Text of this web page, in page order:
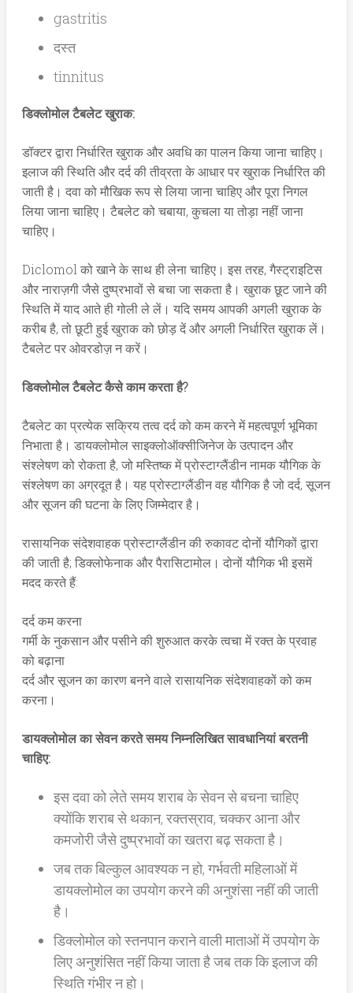
gastritis
दस्त
tinnitus
डिक्लोमोल टैबलेट खुराक:
डॉक्टर द्वारा निर्धारित खुराक और अवधि का पालन किया जाना चाहिए।
इलाज की स्थिति और दर्द की तीव्रता के आधार पर खुराक निर्धारित की
जाती है। दवा को मौखिक रूप से लिया जाना चाहिए और पूरा निगल
लिया जाना चाहिए। टैबलेट को चबाया, कुचला या तोड़ा नहीं जाना
चाहिए।
Diclomol को खाने के साथ ही लेना चाहिए। इस तरह, गैस्ट्राइटिस
और नाराज़गी जैसे दुष्प्रभावों से बचा जा सकता है। खुराक छूट जाने की
स्थिति में याद आते ही गोली ले लें। यदि समय आपकी अगली खुराक के
करीब है, तो छूटी हुई खुराक को छोड़ दें और अगली निर्धारित खुराक लें।
टैबलेट पर ओवरडोज़ न करें।
डिक्लोमोल टैबलेट कैसे काम करता है?
टैबलेट का प्रत्येक सक्रिय तत्व दर्द को कम करने में महत्वपूर्ण भूमिका
निभाता है। डायक्लोमोल साइक्लोऑक्सीजिनेज के उत्पादन और
संश्लेषण को रोकता है, जो मस्तिष्क में प्रोस्टाग्लैंडीन नामक यौगिक के
संश्लेषण का अग्रदूत है। यह प्रोस्टाग्लैंडीन वह यौगिक है जो दर्द, सूजन
और सूजन की घटना के लिए जिम्मेदार है।
रासायनिक संदेशवाहक प्रोस्टाग्लैंडीन की रुकावट दोनों यौगिकों द्वारा
की जाती है; डिक्लोफेनाक और पैरासिटामोल। दोनों यौगिक भी इसमें
मदद करते हैं:
दर्द कम करना
गर्मी के नुकसान और पसीने की शुरुआत करके त्वचा में रक्त के प्रवाह
को बढ़ाना
दर्द और सूजन का कारण बनने वाले रासायनिक संदेशवाहकों को कम
करना।
डायक्लोमोल का सेवन करते समय निम्नलिखित सावधानियां बरतनी
चाहिए:
इस दवा को लेते समय शराब के सेवन से बचना चाहिए
क्योंकि शराब से थकान, रक्तस्राव, चक्कर आना और
कमजोरी जैसे दुष्प्रभावों का खतरा बढ़ सकता है।
जब तक बिल्कुल आवश्यक न हो, गर्भवती महिलाओं में
डायक्लोमोल का उपयोग करने की अनुशंसा नहीं की जाती
है।
डिक्लोमोल को स्तनपान कराने वाली माताओं में उपयोग के
लिए अनुशंसित नहीं किया जाता है जब तक कि इलाज की
स्थिति गंभीर न हो।